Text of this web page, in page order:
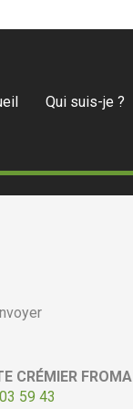
Qui suis-je ?
CRÉMIER
59 43